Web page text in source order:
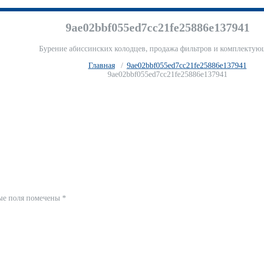
9ae02bbf055ed7cc21fe25886e137941
Бурение абиссинских колодцев, продажа фильтров и
Главная/ 9ae02bbf055ed7cc21fe25886e137941
9ae02bbf055ed7cc21fe25886e137941
поля помечены *